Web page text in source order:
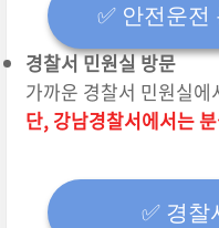
✅️ 안전운전
경찰서 민원실 방문
가까운 경찰서 민원실
단, 강남경찰서에서는
✅️ 경찰